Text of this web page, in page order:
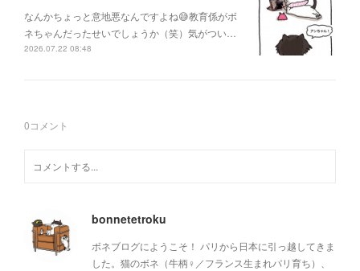
なんかちょっと意地悪なんですよね😅教育係がボ
ネちゃんだったせいでしょうか（笑）気がつい…
2026.07.22 08:48
0コメント
bonnetetroku
ボネブログにようこそ！ パリから日本に引っ越してきま
した。猫のボネ（牛柄♀／フランス生まれパリ育ち）、